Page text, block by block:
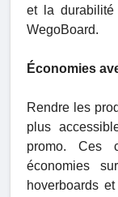
et la durabilité
WegoBoard.
Économies
Rendre les
plus
promo. Ces
économies
hoverboards